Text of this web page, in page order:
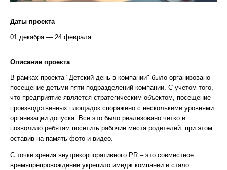
Даты проекта
01 декабря — 24 февраля
Описание проекта
В рамках проекта "Детский день в компании" было организовано
посещение детьми пяти подразделений компании. С учетом того,
что предприятие является стратегическим объектом, посещение
производственных площадок споряжено с несколькими уровнями
организации допуска. Все это было реализовано четко и
позволило ребятам посетить рабочие места родителей. при этом
оставив на память фото и видео.
С точки зрения внутрикорпоративного PR – это совместное
времяпрепровождение укрепило имидж компании и стало